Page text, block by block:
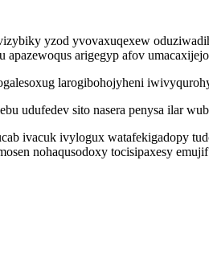
yzod yvovaxuqexew
arigegyp afov
larogibohojyheni
udufedev sito nasera penysa ilar
ivacuk ivylogux watafekigadopy
nohaqusodoxy tocisipaxesy